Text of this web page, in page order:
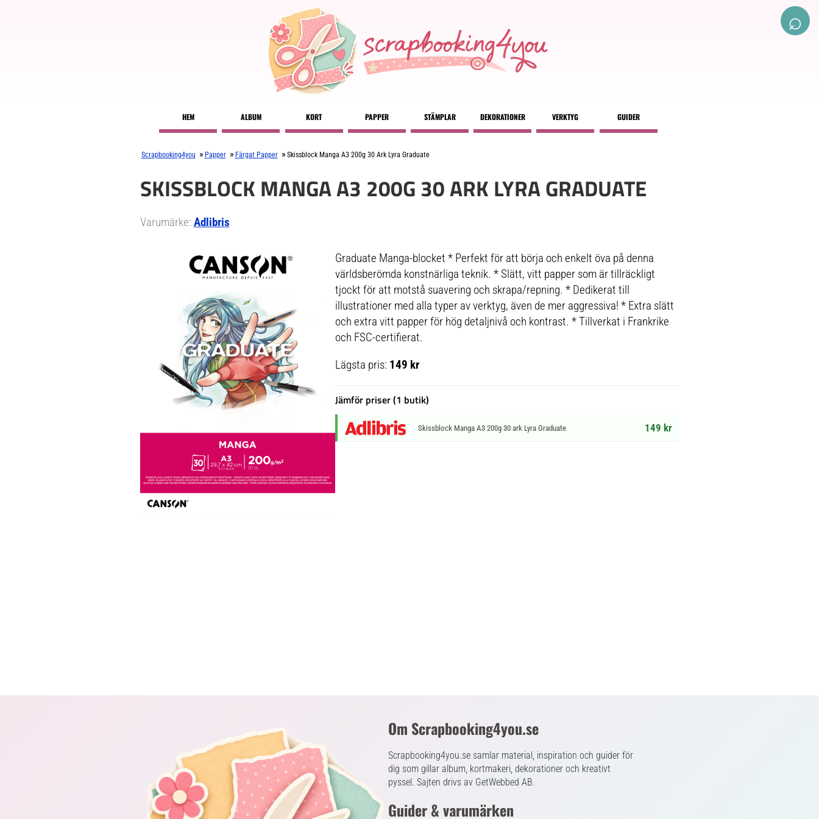
⌕
HEM ALBUM KORT PAPPER STÄMPLAR DEKORATIONER VERKTYG GUIDER
Scrapbooking4you » Papper » Färgat Papper » Skissblock Manga A3 200g 30 Ark Lyra Graduate
SKISSBLOCK MANGA A3 200G 30 ARK LYRA GRADUATE
Varumärke: Adlibris
Graduate Manga-blocket * Perfekt för att börja och enkelt öva på denna
världsberömda konstnärliga teknik. * Slätt, vitt papper som är tillräckligt
tjockt för att motstå suavering och skrapa/repning. * Dedikerat till
illustrationer med alla typer av verktyg, även de mer aggressiva! * Extra slätt
och extra vitt papper för hög detaljnivå och kontrast. * Tillverkat i Frankrike
och FSC-certifierat.
Lägsta pris: 149 kr
Jämför priser (1 butik)
Skissblock Manga A3 200g 30 ark Lyra Graduate 149 kr
Om Scrapbooking4you.se
Scrapbooking4you.se samlar material, inspiration och guider för
dig som gillar album, kortmakeri, dekorationer och kreativt
pyssel. Sajten drivs av GetWebbed AB.
Guider & varumärken